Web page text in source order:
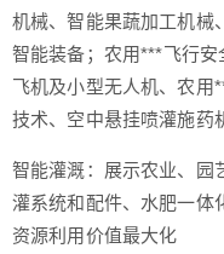
机械、智能果蔬加工机械
智能装备；农用***飞行
飞机及小型无人机、农用
技术、空中悬挂喷灌施药
智能灌溉：展示农业、园
灌系统和配件、水肥一体
资源利用价值最大化